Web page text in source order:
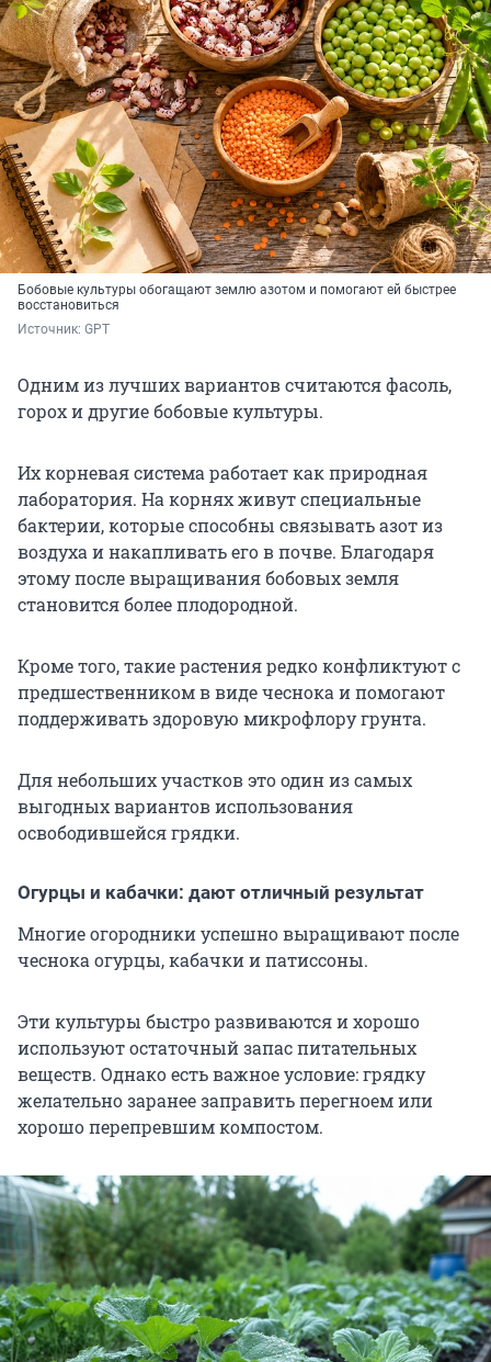
Бобовые культуры обогащают землю азотом и помогают ей быстрее
восстановиться
Источник: GPT
Одним из лучших вариантов считаются фасоль,
горох и другие бобовые культуры.
Их корневая система работает как природная
лаборатория. На корнях живут специальные
бактерии, которые способны связывать азот из
воздуха и накапливать его в почве. Благодаря
этому после выращивания бобовых земля
становится более плодородной.
Кроме того, такие растения редко конфликтуют с
предшественником в виде чеснока и помогают
поддерживать здоровую микрофлору грунта.
Для небольших участков это один из самых
выгодных вариантов использования
освободившейся грядки.
Огурцы и кабачки: дают отличный результат
Многие огородники успешно выращивают после
чеснока огурцы, кабачки и патиссоны.
Эти культуры быстро развиваются и хорошо
используют остаточный запас питательных
веществ. Однако есть важное условие: грядку
желательно заранее заправить перегноем или
хорошо перепревшим компостом.